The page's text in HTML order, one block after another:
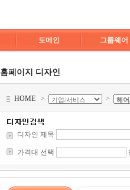
도메인 그룹웨어
홈페이지 디자인
HOME > >
디자인 제목
가격대 선택